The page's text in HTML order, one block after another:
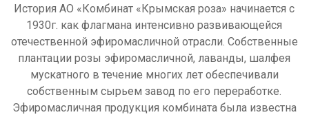
История АО «Комбинат «Крымская роза» начинается с
1930г. как флагмана интенсивно развивающейся
отечественной эфиромасличной отрасли. Собственные
плантации розы эфиромасличной, лаванды, шалфея
мускатного в течение многих лет обеспечивали
собственным сырьем завод по его переработке.
Эфиромасличная продукция комбината была известна